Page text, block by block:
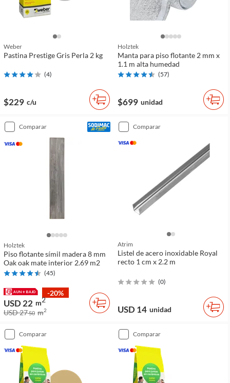
Weber
Pastina Prestige Gris Perla 2 kg
(4)
$229 c/u
Holztek
Manta para piso flotante 2 mm x
1.1 m alta humedad
(57)
$699 unidad
comparar
Holztek
Piso flotante símil madera 8 mm
Oak oak mate interior 2.69 m2
(45)
-20%
USD 22 m2
USD 2750 m2
comparar
Atrim
Listel de acero inoxidable Royal
recto 1 cm x 2.2 m
(0)
USD 14 unidad
comparar comparar